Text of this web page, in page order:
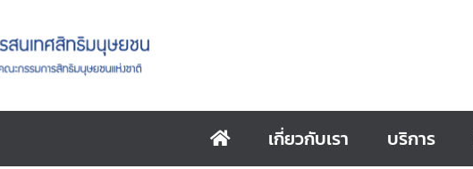
เกี่ยวกับเรา บริการ